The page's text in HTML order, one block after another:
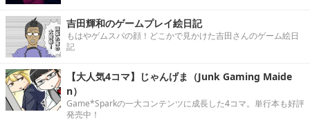
吉田輝和のゲームプレイ絵日記
もはやゲムスパの顔！どこかで見かけた吉田さんのゲーム絵日
記
【大人気4コマ】じゃんげま（Junk Gaming Maide
n）
Game*Sparkの一大コンテンツに成長した4コマ。単行本も好評
発売中！